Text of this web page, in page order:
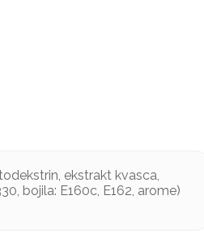
ekstrakt kvasca,
bojila: E160c, E162, arome)